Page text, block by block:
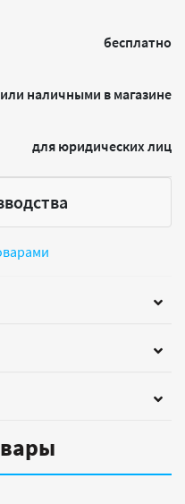
бесплатно
наличными в магазине
для юридических лиц